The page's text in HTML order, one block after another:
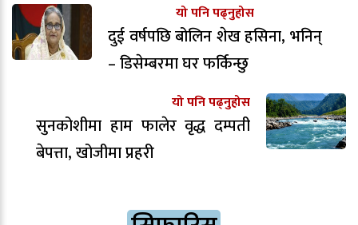
यो पनि पढ्नुहोस
दुई वर्षपछि बोलिन शेख हसिना, भनिन्
– डिसेम्बरमा घर फर्किन्छु
यो पनि पढ्नुहोस
सुनकोशीमा हाम फालेर वृद्ध दम्पती
बेपत्ता, खोजीमा प्रहरी